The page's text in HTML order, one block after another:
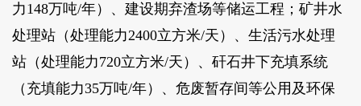
力148万吨/年）、建设期弃渣场等储运工程；矿井水
处理站（处理能力2400立方米/天）、生活污水处理
站（处理能力720立方米/天）、矸石井下充填系统
（充填能力35万吨/年）、危废暂存间等公用及环保